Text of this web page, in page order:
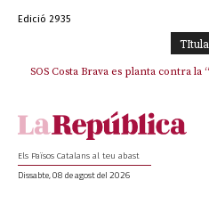
Edició 2935
SOS Costa Brava es planta contra la
La memòria viva de Josep Sunyol
Els Països Catalans al teu abast
Dissabte, 08 de agost del 2026